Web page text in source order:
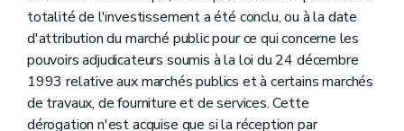
totalité de l'investissement a été conclu, ou à la date
d'attribution du marché public pour ce qui concerne les
pouvoirs adjudicateurs soumis à la loi du 24 décembre
1993 relative aux marchés publics et à certains marchés
de travaux, de fourniture et de services. Cette
dérogation n'est acquise que si la réception par